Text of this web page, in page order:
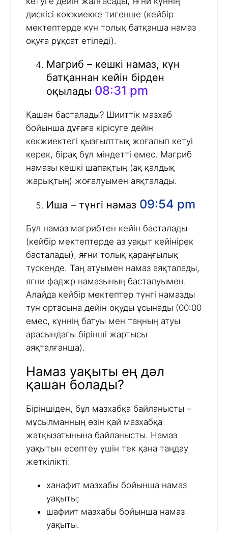
дискісі көкжиекке тигенше (кейбір
мектептерде күн толық батқанша намаз
оқуға рұқсат етіледі).
Магриб – кешкі намаз, күн
батқаннан кейін бірден
оқылады 08:31 pm
Қашан басталады? Шииттік мазхаб
бойынша дұғаға кірісуге дейін
көкжиектегі қызғылттық жоғалып кетуі
керек, бірақ бұл міндетті емес. Магриб
намазы кешкі шапақтың (ақ қалдық
жарықтың) жоғалуымен аяқталады.
Иша – түнгі намаз 09:54 pm
Бұл намаз магрибтен кейін басталады
(кейбір мектептерде аз уақыт кейінірек
басталады), яғни толық қараңғылық
түскенде. Таң атуымен намаз аяқталады,
яғни фаджр намазының басталуымен.
Алайда кейбір мектептер түнгі намазды
түн ортасына дейін оқуды ұсынады (00:00
емес, күннің батуы мен таңның атуы
арасындағы бірінші жартысы
аяқталғанша).
Намаз уақыты ең дәл
қашан болады?
Біріншіден, бұл мазхабқа байланысты –
мұсылманның өзін қай мазхабқа
жатқызатынына байланысты. Намаз
уақытын есептеу үшін тек қана таңдау
жеткілікті:
ханафит мазхабы бойынша намаз
уақыты;
шафиит мазхабы бойынша намаз
уақыты.